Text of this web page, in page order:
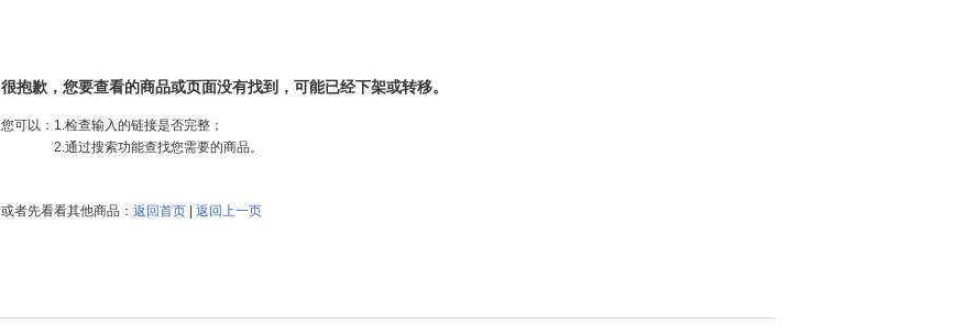
很抱歉，您要查看的商品或页面没有找到，可能已经下架或转移。
您可以： 1.检查输入的链接是否完整；
2.通过搜索功能查找您需要的商品。
或者先看看其他商品： 返回首页 返回上一页